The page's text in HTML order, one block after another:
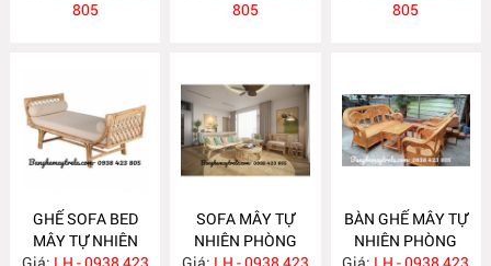
805
CÁO MA621
805
805
GHẾ SOFA BED
MÂY TỰ NHIÊN
SOFA MÂY TỰ
NHIÊN PHÒNG
BÀN GHẾ MÂY TỰ
NHIÊN PHÒNG